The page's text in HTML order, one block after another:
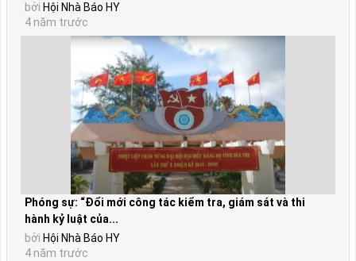
bởi Hội Nhà Báo HY
4 năm trước
Phóng sự: “Đổi mới công tác kiểm tra, giám sát và thi
hành kỷ luật của...
bởi Hội Nhà Báo HY
4 năm trước